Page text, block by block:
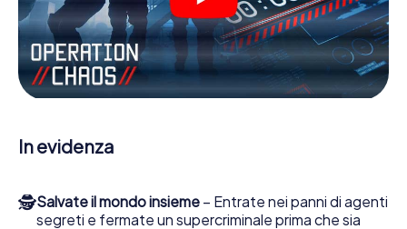
Lavori insieme con una squadra, origli le spie nemiche e
porti gli ufficiali di collegamento dalla sua parte. In questo
Escape Game a Massy lei e la sua squadra dovete essere
pronti a fermare i cattivi. A differenza di James Bond and
Co., tuttavia, non diventate eroi silenziosi: lei e la sua
Massy e avrete accesso alla vostra personale galleria di
immagini. Il gioco di Escape di myCityHunt rende Massy, il
trasformi Massy in un'Escape Room all'aperto!
In evidenza
🕵Salvate il mondo insieme – Entrate nei panni di agenti
segreti e fermate un supercriminale prima che sia